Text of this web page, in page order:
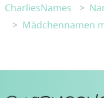
CharliesNames
Mädchennamen